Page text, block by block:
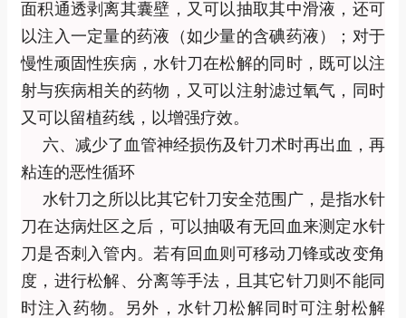
面积通透剥离其囊壁，又可以抽取其中滑液，还可
以注入一定量的药液（如少量的含碘药液）；对于
慢性顽固性疾病，水针刀在松解的同时，既可以注
射与疾病相关的药物，又可以注射滤过氧气，同时
又可以留植药线，以增强疗效。
六、减少了血管神经损伤及针刀术时再出血，再
粘连的恶性循环
水针刀之所以比其它针刀安全范围广，是指水针
刀在达病灶区之后，可以抽吸有无回血来测定水针
刀是否刺入管内。若有回血则可移动刀锋或改变角
度，进行松解、分离等手法，且其它针刀则不能同
时注入药物。另外，水针刀松解同时可注射松解